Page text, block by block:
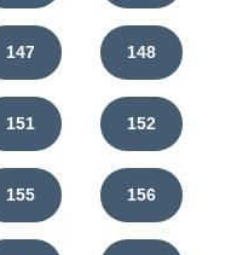
147 148
151 152
155 156